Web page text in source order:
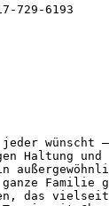
729-6193
wünscht
und
Familie
das